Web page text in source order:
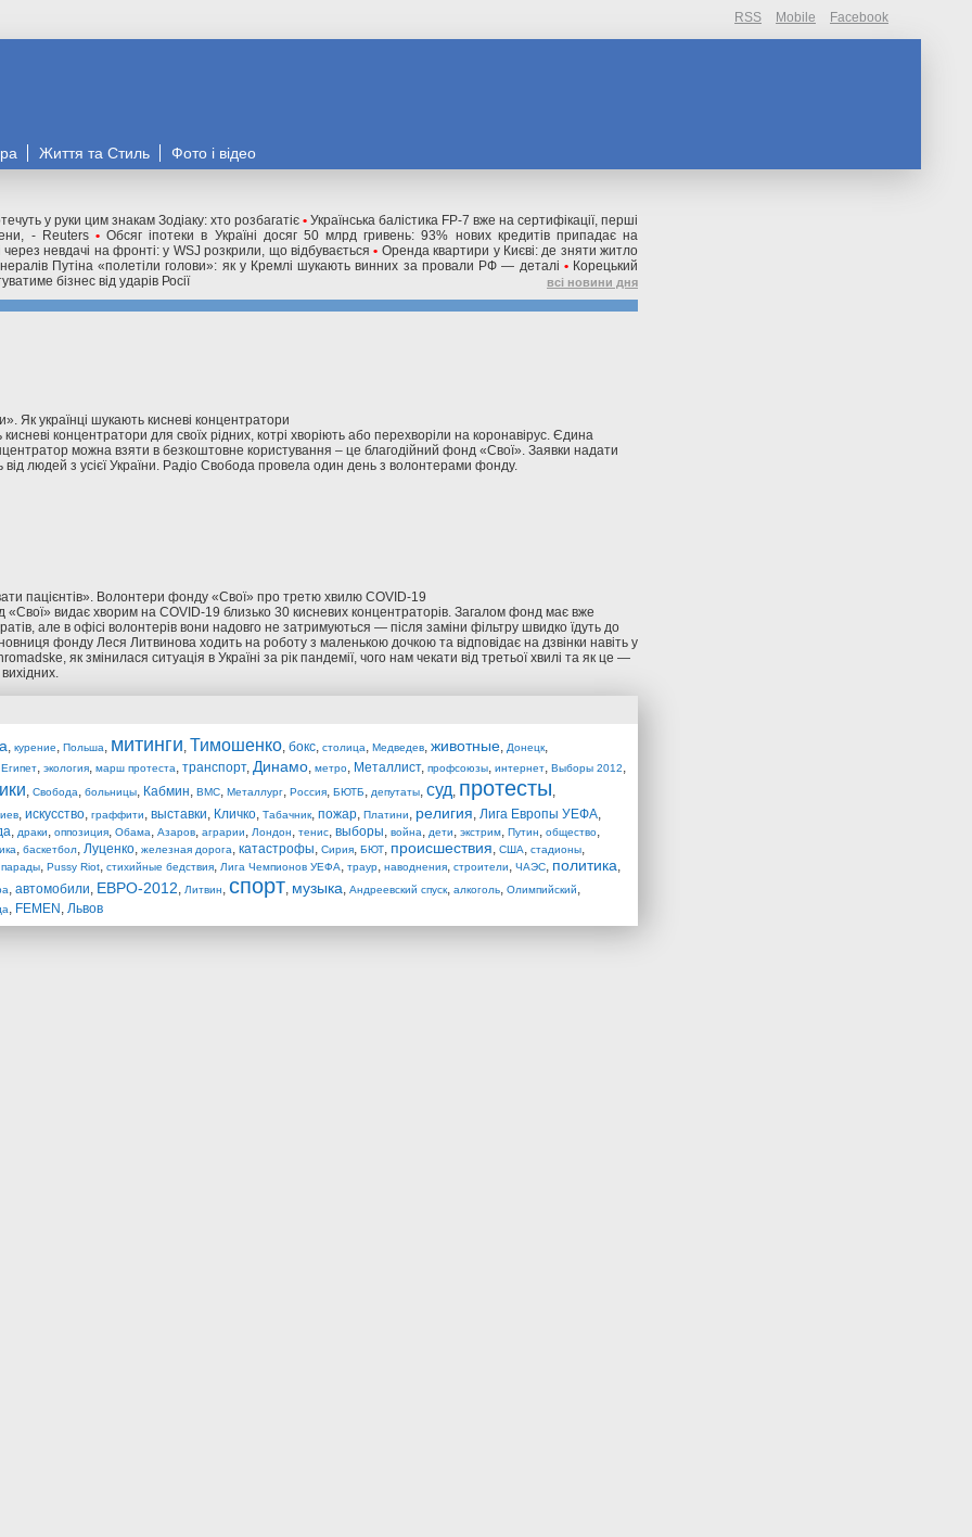
RSS Mobile Facebook
Життя та Стиль Фото і відео
у руки цим знакам Зодіаку: хто розбагатіє • Українська балістика FP-7 вже на сертифікації, перші
- Reuters • Обсяг іпотеки в Україні досяг 50 млрд гривень: 93% нових кредитів припадає на
через невдачі на фронті: у WSJ розкрили, що відбувається • Оренда квартири у Києві: де зняти житло
Путіна «полетіли голови»: як у Кремлі шукають винних за провали РФ — деталі • Корецький
бізнес від ударів Росії
всі новини дня
Як українці шукають кисневі концентратори
концентратори для своїх рідних, котрі хворіють або перехворіли на коронавірус. Єдина
можна взяти в безкоштовне користування – це благодійний фонд «Свої». Заявки надати
людей з усієї України. Радіо Свобода провела один день з волонтерами фонду.
пацієнтів». Волонтери фонду «Свої» про третю хвилю COVID-19
видає хворим на COVID-19 близько 30 кисневих концентраторів. Загалом фонд має вже
але в офісі волонтерів вони надовго не затримуються — після заміни фільтру швидко їдуть до
фонду Леся Литвинова ходить на роботу з маленькою дочкою та відповідає на дзвінки навіть у
як змінилася ситуація в Україні за рік пандемії, чого нам чекати від третьої хвилі та як це —
, курение, Польша, митинги, Тимошенко, бокс, столица, Медведев, животные, Донецк,
Египет, экология, марш протеста, транспорт, Динамо, метро, Металлист, профсоюзы, интернет, Выборы 2012,
, Свобода, больницы, Кабмин, ВМС, Металлург, Россия, БЮТБ, депутаты, суд, протесты,
, искусство, граффити, выставки, Кличко, Табачник, пожар, Платини, религия, Лига Европы УЕФА,
, драки, оппозиция, Обама, Азаров, аграрии, Лондон, тенис, выборы, война, дети, экстрим, Путин, общество,
, баскетбол, Луценко, железная дорога, катастрофы, Сирия, БЮТ, происшествия, США, стадионы,
парады, Pussy Riot, стихийные бедствия, Лига Чемпионов УЕФА, траур, наводнения, строители, ЧАЭС, политика,
, автомобили, ЕВРО-2012, Литвин, спорт, музыка, Андреевский спуск, алкоголь, Олимпийский,
, FEMEN , Львов